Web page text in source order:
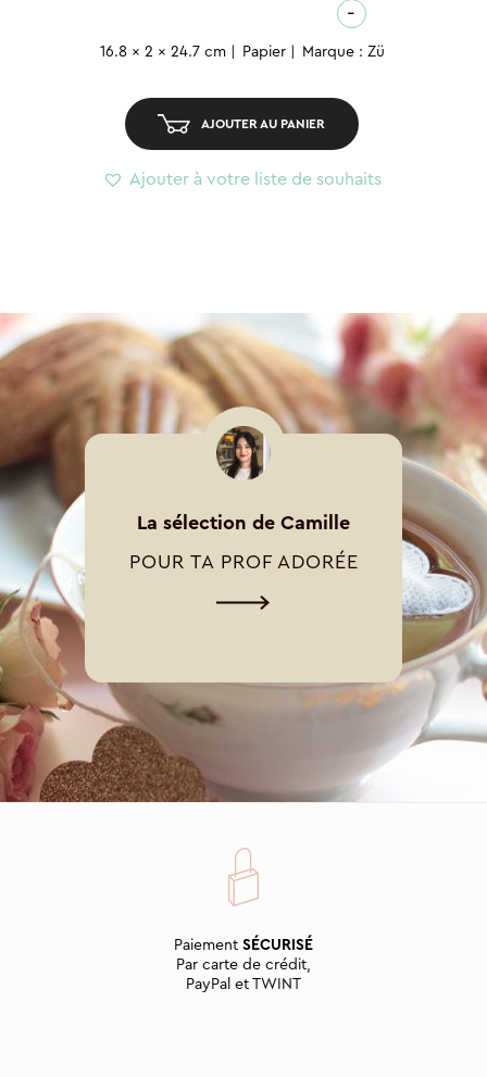
souvenirs
premières
-
16.8 x 2 x 24.7 cm Papier Marque : Zü
AJOUTER AU PANIER
Ajouter à votre liste de souhaits
La sélection de Camille
POUR TA PROF ADORÉE
Paiement SÉCURISÉ
Par carte de crédit,
PayPal et TWINT